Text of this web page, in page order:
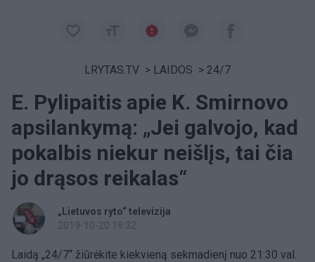
LRYTAS.TV > LAIDOS > 24/7
E. Pylipaitis apie K. Smirnovo
apsilankymą: „Jei galvojo, kad
pokalbis niekur neišlįs, tai čia
jo drąsos reikalas“
„Lietuvos ryto“ televizija
2019-10-20 19:32
Laidą „24/7“ žiūrėkite kiekvieną sekmadienį nuo 21:30 val.